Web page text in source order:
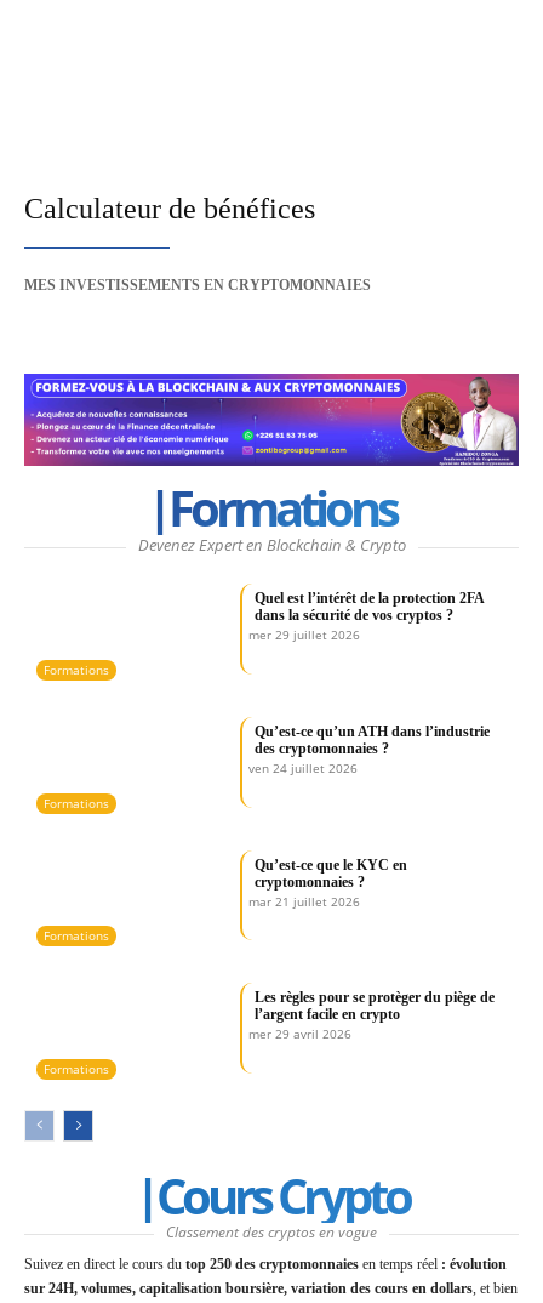
Calculateur de bénéfices
MES INVESTISSEMENTS EN CRYPTOMONNAIES
|Formations
Devenez Expert en Blockchain & Crypto
Formations
Quel est l’intérêt de la protection 2FA
dans la sécurité de vos cryptos ?
mer 29 juillet 2026
Formations
Qu’est-ce qu’un ATH dans l’industrie
des cryptomonnaies ?
ven 24 juillet 2026
Formations
Qu’est-ce que le KYC en
cryptomonnaies ?
mar 21 juillet 2026
Formations
Les règles pour se protèger du piège de
l’argent facile en crypto
mer 29 avril 2026
|Cours Crypto
Classement des cryptos en vogue
Suivez en direct le cours du top 250 des cryptomonnaies en temps réel : évolution
sur 24H, volumes, capitalisation boursière, variation des cours en dollars, et bien